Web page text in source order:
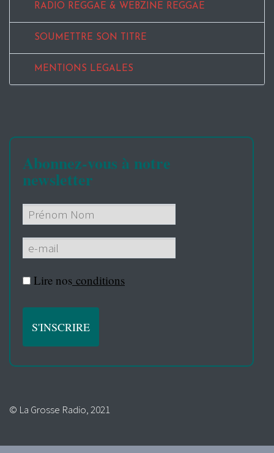
RADIO REGGAE & WEBZINE REGGAE
SOUMETTRE SON TITRE
MENTIONS LEGALES
Abonnez-vous à notre
newsletter
Lire nos conditions
© La Grosse Radio, 2021